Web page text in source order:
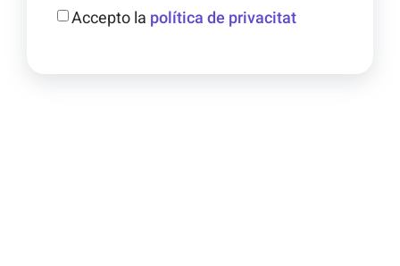
Accepto la política de privacitat